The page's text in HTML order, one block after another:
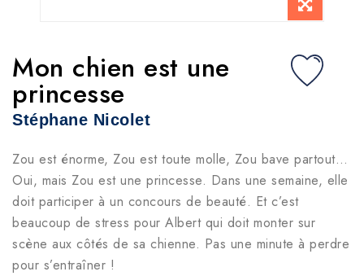
Mon chien est une
princesse
Stéphane Nicolet
Zou est énorme, Zou est toute molle, Zou bave partout…
Oui, mais Zou est une princesse. Dans une semaine, elle
doit participer à un concours de beauté. Et c’est
beaucoup de stress pour Albert qui doit monter sur
scène aux côtés de sa chienne. Pas une minute à perdre
pour s’entraîner !